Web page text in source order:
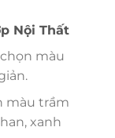
Nội Thất
màu
màu trầm
xanh